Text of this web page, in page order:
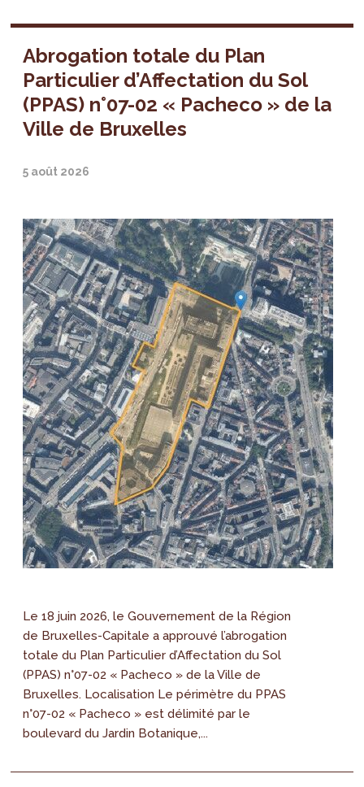
Abrogation totale du Plan
Particulier d’Affectation du Sol
(PPAS) n°07-02 « Pacheco » de la
Ville de Bruxelles
5 août 2026
Le 18 juin 2026, le Gouvernement de la Région
de Bruxelles-Capitale a approuvé l’abrogation
totale du Plan Particulier d’Affectation du Sol
(PPAS) n°07-02 « Pacheco » de la Ville de
Bruxelles. Localisation Le périmètre du PPAS
n°07-02 « Pacheco » est délimité par le
boulevard du Jardin Botanique,...